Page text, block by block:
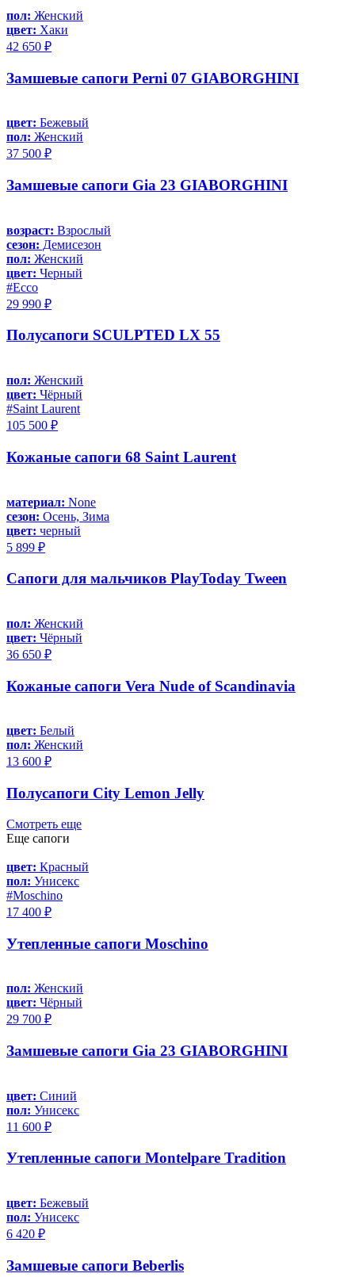
пол: Женский
цвет: Хаки
42 650 ₽
Замшевые сапоги Perni 07 GIABORGHINI
цвет: Бежевый
пол: Женский
37 500 ₽
Замшевые сапоги Gia 23 GIABORGHINI
возраст: Взрослый
сезон: Демисезон
пол: Женский
цвет: Черный
#Ecco
29 990 ₽
Полусапоги SCULPTED LX 55
пол: Женский
цвет: Чёрный
#Saint Laurent
105 500 ₽
Кожаные сапоги 68 Saint Laurent
материал: None
сезон: Осень, Зима
цвет: черный
5 899 ₽
Сапоги для мальчиков PlayToday Tween
пол: Женский
цвет: Чёрный
36 650 ₽
Кожаные сапоги Vera Nude of Scandinavia
цвет: Белый
пол: Женский
13 600 ₽
Полусапоги City Lemon Jelly
Смотреть еще
Еще сапоги
цвет: Красный
пол: Унисекс
#Moschino
17 400 ₽
Утепленные сапоги Moschino
пол: Женский
цвет: Чёрный
29 700 ₽
Замшевые сапоги Gia 23 GIABORGHINI
цвет: Синий
пол: Унисекс
11 600 ₽
Утепленные сапоги Montelpare Tradition
цвет: Бежевый
пол: Унисекс
6 420 ₽
Замшевые сапоги Beberlis